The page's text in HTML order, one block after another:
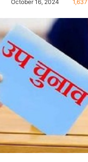
October 16, 2024 1,637